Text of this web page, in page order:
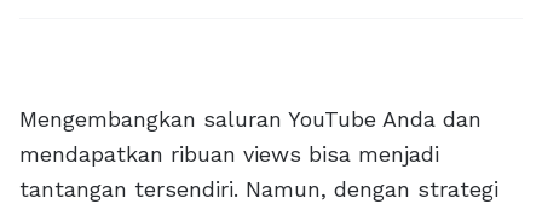
Mengembangkan saluran YouTube Anda dan
mendapatkan ribuan views bisa menjadi
tantangan tersendiri. Namun, dengan strategi